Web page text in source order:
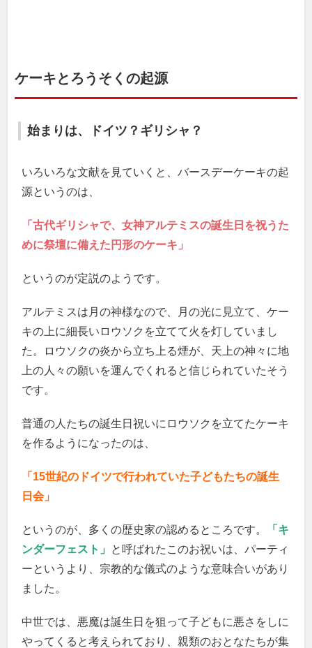
ケーキとろうそくの起源
始まりは、ドイツ？ギリシャ？
いろいろな文献を見ていくと、バースデーケーキの起
源というのは、
「古代ギリシャで、女神アルテミスの誕生日を祝うた
めに祭壇に備えた円形のケーキ」
というのが定説のようです。
アルテミスは月の神様なので、月の光に見立て、ケー
キの上に細長いロウソクを立てて火を灯していまし
た。ロウソクの炎から立ち上る煙が、天上の神々に地
上の人々の願いを運んでくれると信じられていたそう
です。
普通の人たちの誕生日祝いにロウソクを立てたケーキ
を作るようになったのは、
「15世紀のドイツで行われていた子どもたちの誕生
日会」
というのが、多くの歴史家の認めるところです。
「キ
ンダーフェスト」 と呼ばれたこのお祝いは、パーティ
ーというより、宗教的な儀式のような意味合いがあり
ました。
中世では、悪魔は誕生日を狙って子どもに悪さをしに
やってくると考えられており、親類のおとなたちが集